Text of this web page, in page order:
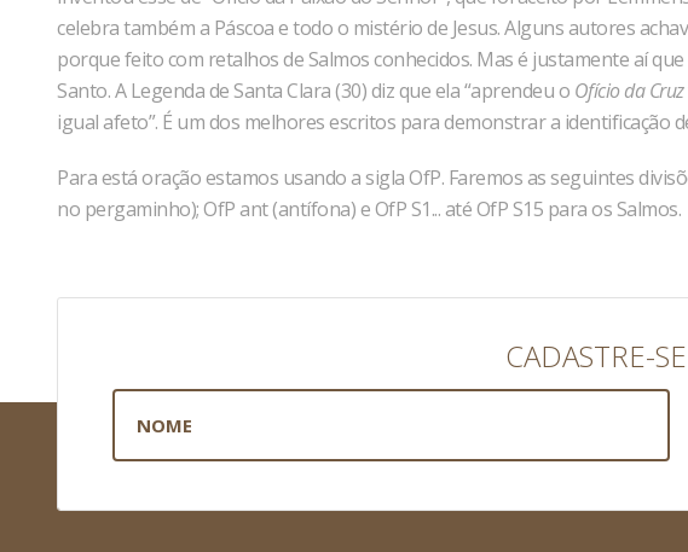
celebra também a Páscoa e todo o mistério de Jesus. Alguns autores
porque feito com retalhos de Salmos conhecidos. Mas é justamente aí
Santo. A Legenda de Santa Clara (30) diz que ela “aprendeu o Ofício da Cruz
igual afeto”. É um dos melhores escritos para demonstrar a identificação
Para está oração estamos usando a sigla OfP. Faremos as seguintes
no pergaminho); OfP ant (antífona) e OfP S1... até OfP S15 para os Salmos.
CADASTRE-